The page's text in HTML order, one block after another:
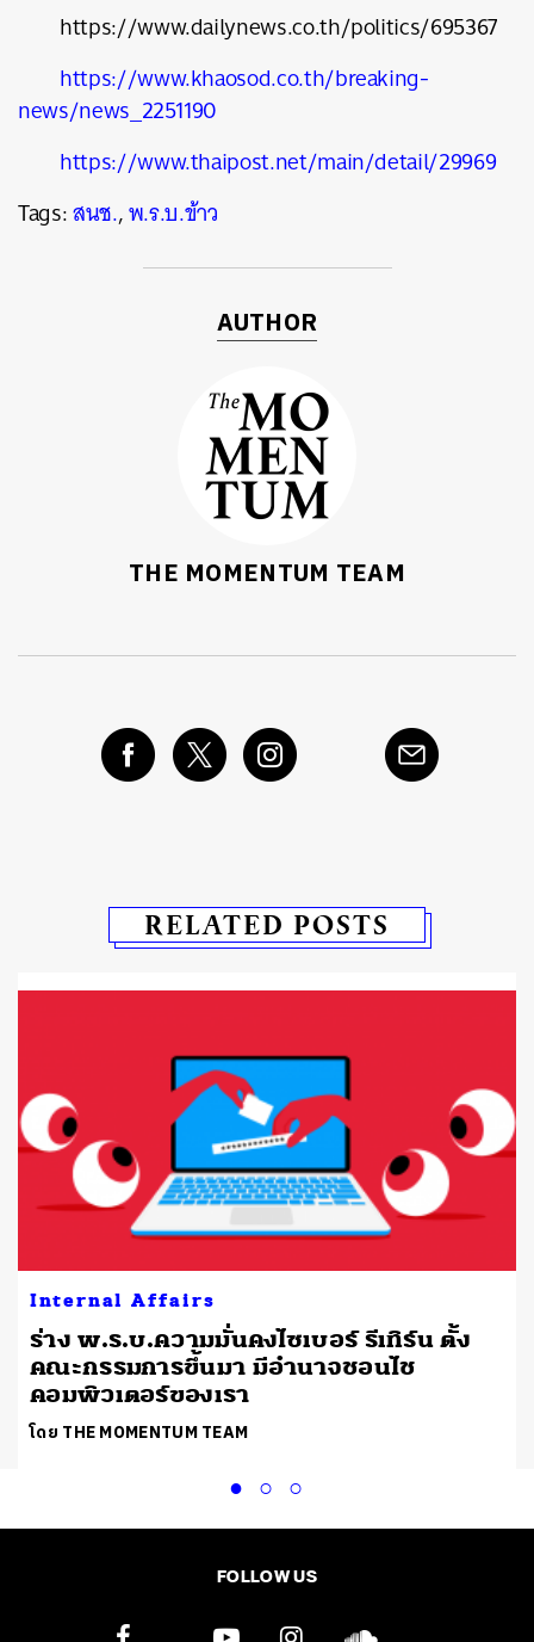
https://www.dailynews.co.th/politics/695367
https://www.khaosod.co.th/breaking-
news/news_2251190
https://www.thaipost.net/main/detail/29969
Tags:สนช.,พ.ร.บ.ข้าว
AUTHOR
THE MOMENTUM TEAM
RELATED POSTS
Internal Affairs
ร่าง พ.ร.บ.ความมั่นคงไซเบอร์ รีเทิร์น ตั้ง
คณะกรรมการขึ้นมา มีอำนาจชอนไช
คอมพิวเตอร์ของเรา
โดย THE MOMENTUM TEAM
FOLLOW US